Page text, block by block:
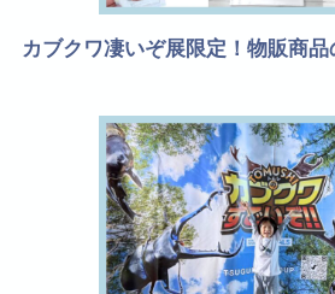
カブクワ凄いぞ展限定！物販商